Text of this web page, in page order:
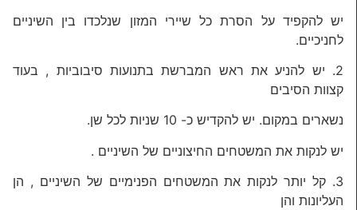
יש להקפיד על הסרת כל שיירי המזון שנלכדו בין השיניים
לחניכיים.
2. יש להניע את ראש המברשת בתנועות סיבוביות , בעוד
קצוות הסיבים
נשארים במקום. יש להקדיש כ- 10 שניות לכל שן.
יש לנקות את המשטחים החיצוניים של השיניים .
3. קל יותר לנקות את המשטחים הפנימיים של השיניים , הן
העליונות והן